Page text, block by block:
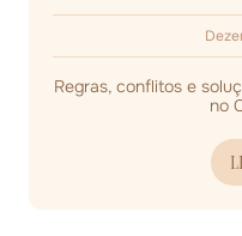
Regras, conflitos e
no